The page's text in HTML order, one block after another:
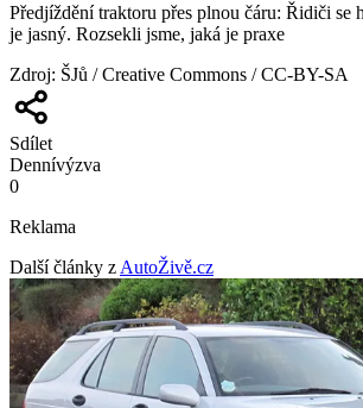
Předjíždění traktoru přes plnou čáru: Řidiči se
je jasný. Rozsekli jsme, jaká je praxe
Zdroj: ŠJů / Creative Commons / CC-BY-SA
Sdílet
Dennívýzva
0
Reklama
Další články z AutoŽivě.cz